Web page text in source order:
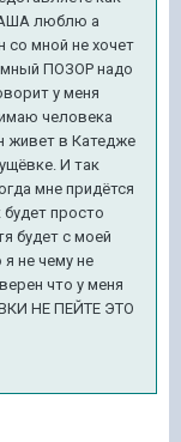
люблю а
со мной не хочет
ПОЗОР надо
у меня
человека
живет в Катедже
И так
мне придётся
будет просто
будет с моей
не чему не
что у меня
НЕ ПЕЙТЕ ЭТО